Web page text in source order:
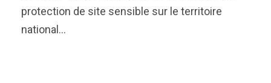
protection de site sensible sur le territoire
national…